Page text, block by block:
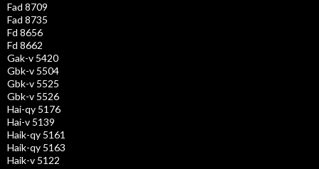
Fad 8709
Fad 8735
Fd 8656
Fd 8662
Gak-v 5420
Gbk-v 5504
Gbk-v 5525
Gbk-v 5526
Hai-qy 5176
Hai-v 5139
Haik-qy 5161
Haik-qy 5163
Haik-v 5122